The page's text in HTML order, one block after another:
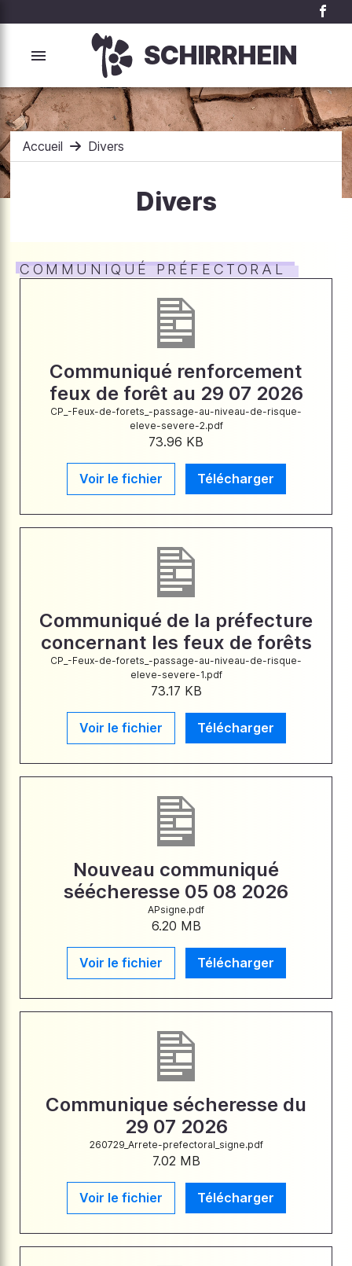
SCHIRRHEIN
Accueil Divers
Divers
COMMUNIQUÉ PRÉFECTORAL
Communiqué renforcement
feux de forêt au 29 07 2026
CP_-Feux-de-forets_-passage-au-niveau-de-risque-
eleve-severe-2.pdf
73.96 KB
Voir le fichier Télécharger
Communiqué de la préfecture
concernant les feux de forêts
CP_-Feux-de-forets_-passage-au-niveau-de-risque-
eleve-severe-1.pdf
73.17 KB
Voir le fichier Télécharger
Nouveau communiqué
séécheresse 05 08 2026
APsigne.pdf
6.20 MB
Voir le fichier Télécharger
Communique sécheresse du
29 07 2026
260729_Arrete-prefectoral_signe.pdf
7.02 MB
Voir le fichier Télécharger